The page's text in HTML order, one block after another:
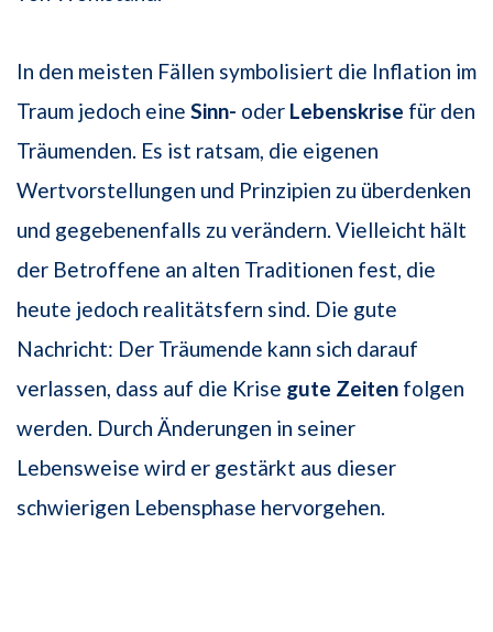
In den meisten Fällen symbolisiert die Inflation im
Traum jedoch eine Sinn- oder Lebenskrise für den
Träumenden. Es ist ratsam, die eigenen
Wertvorstellungen und Prinzipien zu überdenken
und gegebenenfalls zu verändern. Vielleicht hält
der Betroffene an alten Traditionen fest, die
heute jedoch realitätsfern sind. Die gute
Nachricht: Der Träumende kann sich darauf
verlassen, dass auf die Krise gute Zeiten folgen
werden. Durch Änderungen in seiner
Lebensweise wird er gestärkt aus dieser
schwierigen Lebensphase hervorgehen.